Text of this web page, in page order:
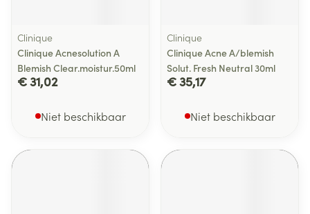
Clinique
Clinique Acnesolution A
Blemish Clear.moistur.50ml
€ 31,02
Niet beschikbaar
Clinique
Clinique Acne A/blemish
Solut. Fresh Neutral 30ml
€ 35,17
Niet beschikbaar